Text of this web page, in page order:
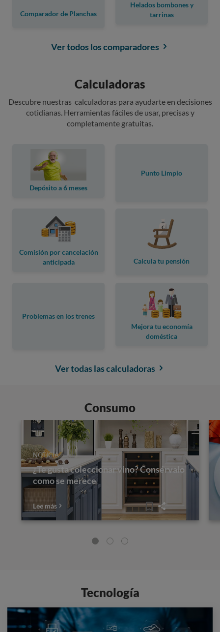
Comparador de Planchas
Helados bombones y
tarrinas
Ver todos los comparadores
Calculadoras
Descubre nuestras calculadoras para ayudarte en decisiones
cotidianas. Herramientas fáciles de usar, precisas y
completamente gratuitas.
Depósito a 6 meses
Punto Limpio
Comisión por cancelación
anticipada
Calcula tu pensión
Problemas en los trenes
Mejora tu economía
doméstica
Ver todas las calculadoras
Consumo
NOTICIA
¿Te gusta coleccionar vino? Consérvalo
como se merece
Lee más
Tecnología